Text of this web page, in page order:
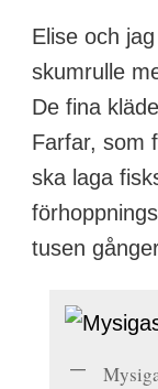
Elise och
skumrulle
De fina
Farfar, som
ska laga
tusen